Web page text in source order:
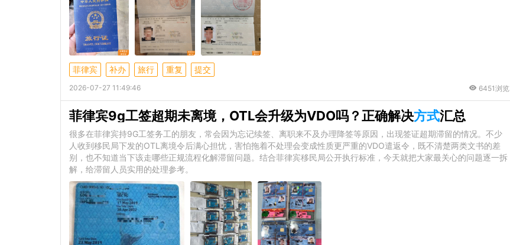
菲律宾 补办 旅行 重复 提交
2026-07-27 11:49:46 6451浏览
菲律宾9g工签超期未离境，OTL会升级为VDO吗？正确解决方式汇总
很多在菲律宾持9G工签务工的朋友，常会因为忘记续签、离职来不及办理降签等原因，出现签证超期滞留的情况。不少
人收到移民局下发的OTL离境令后满心担忧，害怕拖着不处理会变成性质更严重的VDO遣返令，既不清楚两类文书的差
别，也不知道当下该走哪些正规流程化解滞留问题。结合菲律宾移民局公开执行标准，今天就把大家最关心的问题逐一拆
解，给滞留人员实用的处理参考。